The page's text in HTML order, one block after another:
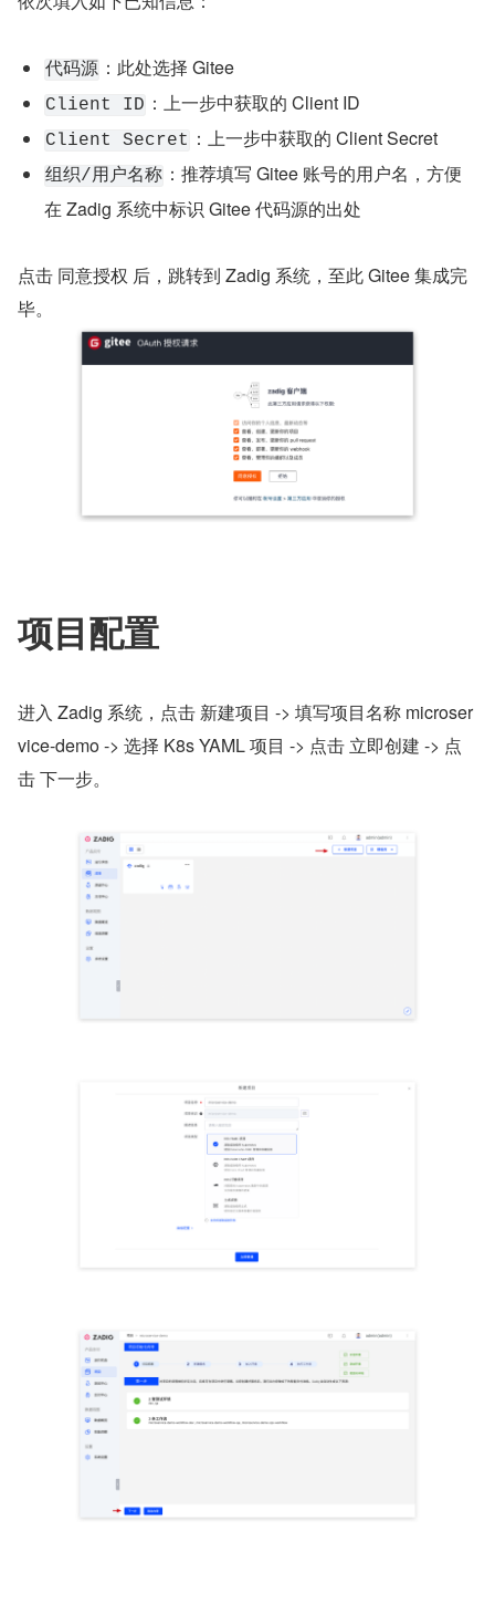
代码源 ：此处选择 Gitee
Client ID ：上一步中获取的 Client ID
Client Secret ：上一步中获取的 Client Secret
组织/用户名称 ：推荐填写 Gitee 账号的用户名，方便
在 Zadig 系统中标识 Gitee 代码源的出处
点击 同意授权 后，跳转到 Zadig 系统，至此 Gitee 集成完
毕。
项目配置
进入 Zadig 系统，点击 新建项目 -> 填写项目名称 microser
vice-demo -> 选择 K8s YAML 项目 -> 点击 立即创建 -> 点
击 下一步。